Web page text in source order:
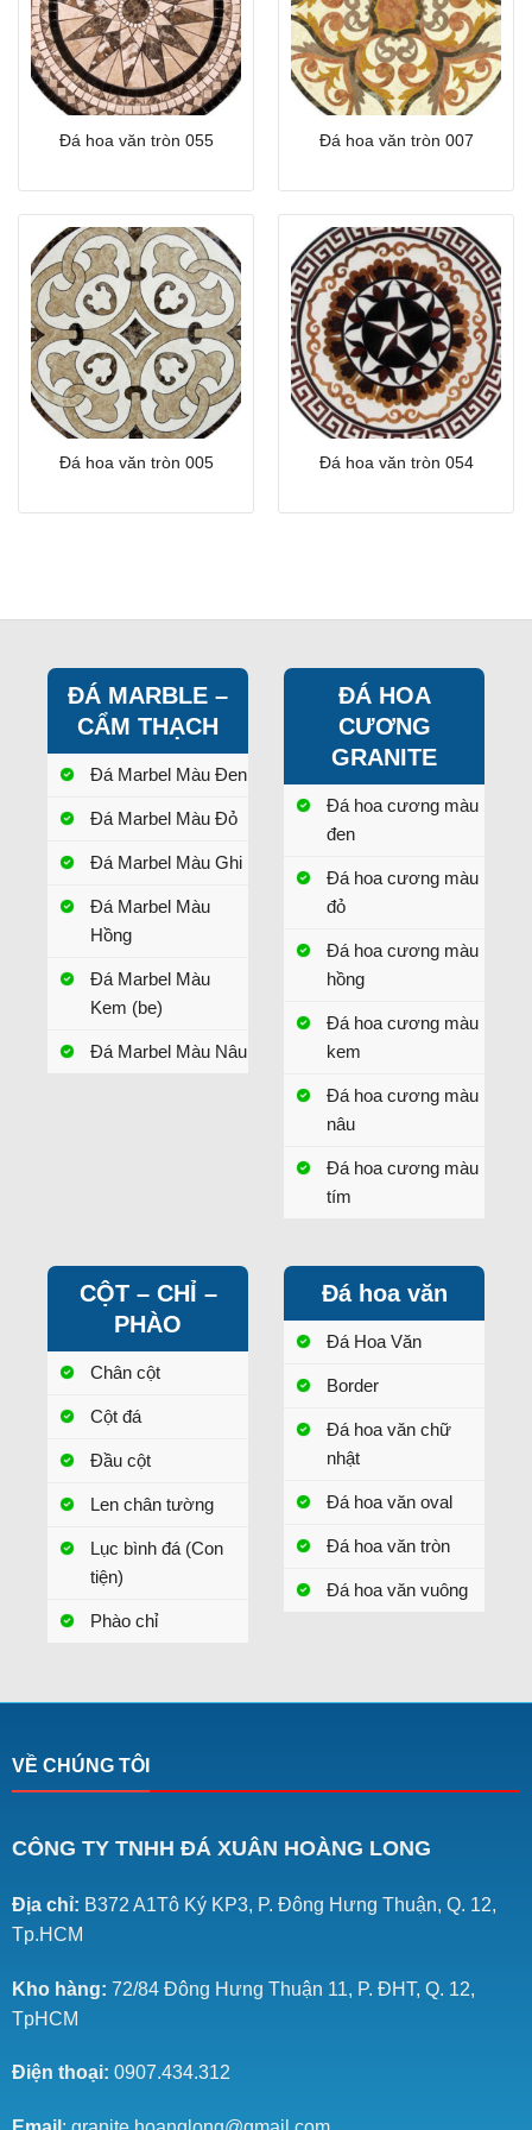
Đá hoa văn tròn 055 Đá hoa văn tròn 007
Đá hoa văn tròn 005 Đá hoa văn tròn 054
ĐÁ MARBLE –
CẨM THẠCH
Đá Marbel Màu Đen
Đá Marbel Màu Đỏ
Đá Marbel Màu Ghi
Đá Marbel Màu
Hồng
Đá Marbel Màu
Kem (be)
Đá Marbel Màu Nâu
ĐÁ HOA
CƯƠNG
GRANITE
Đá hoa cương màu
đen
Đá hoa cương màu
đỏ
Đá hoa cương màu
hồng
Đá hoa cương màu
kem
Đá hoa cương màu
nâu
Đá hoa cương màu
tím
CỘT – CHỈ –
PHÀO
Chân cột
Cột đá
Đầu cột
Len chân tường
Lục bình đá (Con
tiện)
Phào chỉ
Đá hoa văn
Đá Hoa Văn
Border
Đá hoa văn chữ
nhật
Đá hoa văn oval
Đá hoa văn tròn
Đá hoa văn vuông
VỀ CHÚNG TÔI
CÔNG TY TNHH ĐÁ XUÂN HOÀNG LONG
Địa chỉ: B372 A1Tô Ký KP3, P. Đông Hưng Thuận, Q. 12,
Tp.HCM
Kho hàng: 72/84 Đông Hưng Thuận 11, P. ĐHT, Q. 12,
TpHCM
Điện thoại: 0907.434.312